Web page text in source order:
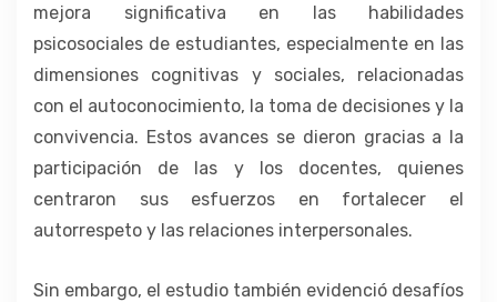
mejora significativa en las habilidades
psicosociales de estudiantes, especialmente en las
dimensiones cognitivas y sociales, relacionadas
con el autoconocimiento, la toma de decisiones y la
convivencia. Estos avances se dieron gracias a la
participación de las y los docentes, quienes
centraron sus esfuerzos en fortalecer el
autorrespeto y las relaciones interpersonales.
Sin embargo, el estudio también evidenció desafíos